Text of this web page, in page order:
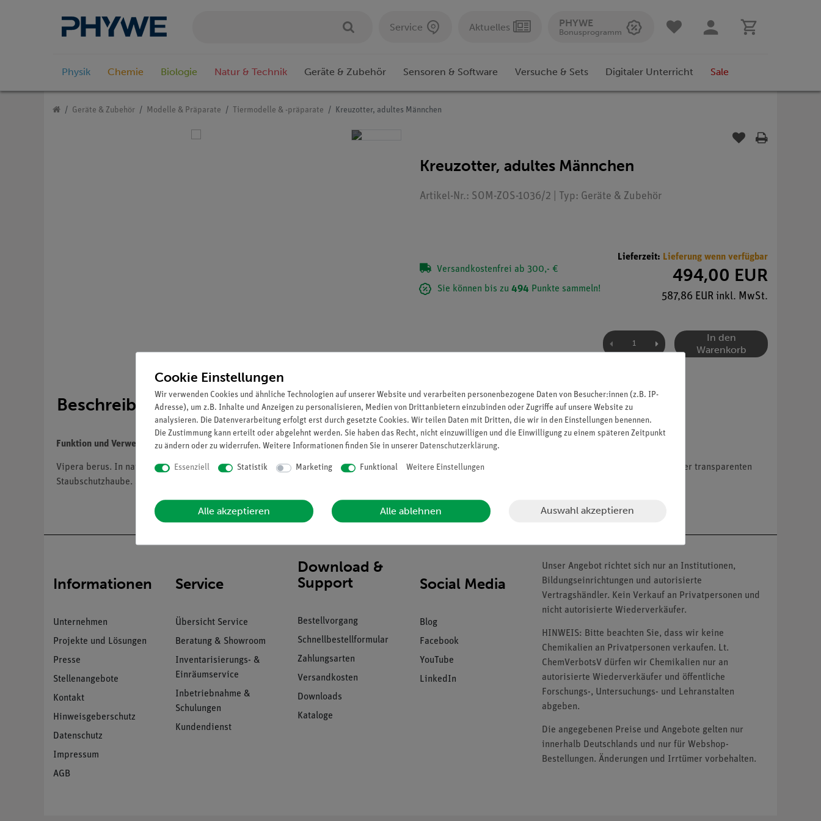
Service Aktuelles PHYWE
Bonusprogramm
Physik Chemie Biologie Natur & Technik Geräte & Zubehör Sensoren & Software Versuche & Sets Digitaler Unterricht Sale
Geräte & Zubehör Modelle & Präparate Tiermodelle & -präparate Kreuzotter, adultes Männchen
Kreuzotter, adultes Männchen
Artikel-Nr.: SOM-ZOS-1036/2 | Typ: Geräte & Zubehör
Versandkostenfrei ab 300,- €
Sie können bis zu 494 Punkte sammeln!
Lieferzeit: Lieferung wenn verfügbar
494,00 EUR
587,86 EUR inkl. MwSt.
In den
Warenkorb
Beschreibung
Funktion und Verwendung
Vipera berus. In natürlicher Größe, aus SOMSO-Plast®. Nach Studiendirektor Christian Groß. Mit aufgedruckter Beschreibung auf grünen Sockel, unter einer transparenten
Staubschutzhaube. Schachtelmaße:
Informationen
Unternehmen
Projekte und Lösungen
Presse
Stellenangebote
Kontakt
Hinweisgeberschutz
Datenschutz
Impressum
AGB
Service
Übersicht Service
Beratung & Showroom
Inventarisierungs- &
Einräumservice
Inbetriebnahme &
Schulungen
Kundendienst
Download &
Support
Bestellvorgang
Schnellbestellformular
Zahlungsarten
Versandkosten
Downloads
Kataloge
Social Media
Blog
Facebook
YouTube
LinkedIn
Unser Angebot richtet sich nur an Institutionen,
Bildungseinrichtungen und autorisierte
Vertragshändler. Kein Verkauf an Privatpersonen und
nicht autorisierte Wiederverkäufer.
HINWEIS: Bitte beachten Sie, dass wir keine
Chemikalien an Privatpersonen verkaufen. Lt.
ChemVerbotsV dürfen wir Chemikalien nur an
autorisierte Wiederverkäufer und öffentliche
Forschungs-, Untersuchungs- und Lehranstalten
abgeben.
Die angegebenen Preise und Angebote gelten nur
innerhalb Deutschlands und nur für Webshop-
Bestellungen. Änderungen und Irrtümer vorbehalten.
Cookie Einstellungen
Wir verwenden Cookies und ähnliche Technologien auf unserer Website und verarbeiten personenbezogene Daten von Besucher:innen (z.B. IP-
Adresse), um z.B. Inhalte und Anzeigen zu personalisieren, Medien von Drittanbietern einzubinden oder Zugriffe auf unsere Website zu
analysieren. Die Datenverarbeitung erfolgt erst durch gesetzte Cookies. Wir teilen Daten mit Dritten, die wir in den Einstellungen benennen.
Die Zustimmung kann erteilt oder abgelehnt werden. Sie haben das Recht, nicht einzuwilligen und die Einwilligung zu einem späteren Zeitpunkt
zu ändern oder zu widerrufen. Weitere Informationen finden Sie in unserer Daten­schutz­erklärung.
Essenziell Statistik Marketing Funktional Weitere Einstellungen
Alle akzeptieren Alle ablehnen Auswahl akzeptieren